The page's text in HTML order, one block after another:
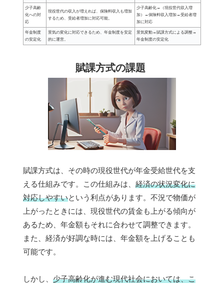
少子高齢
化への対
応
現役世代の収入が増えれば、保険料収入も増加
するため、受給者増加に対応可能。
少子高齢化→（現役世代収入増
加）→保険料収入増加→受給者増
加に対応
年金制度
の安定化
景気の変化に対応できるため、年金制度を安定
的に運営。
景気変動→賦課方式による調整→
年金制度の安定化
賦課方式の課題
賦課方式は、その時の現役世代が年金受給世代を支
える仕組みです。この仕組みは、 経済の状況変化に
対応しやすいという利点があります。不況で物価が
上がったときには、現役世代の賃金も上がる傾向が
あるため、年金額もそれに合わせて調整できます。
また、経済が好調な時には、年金額を上げることも
可能です。
しかし、 少子高齢化が進む現代社会においては、こ